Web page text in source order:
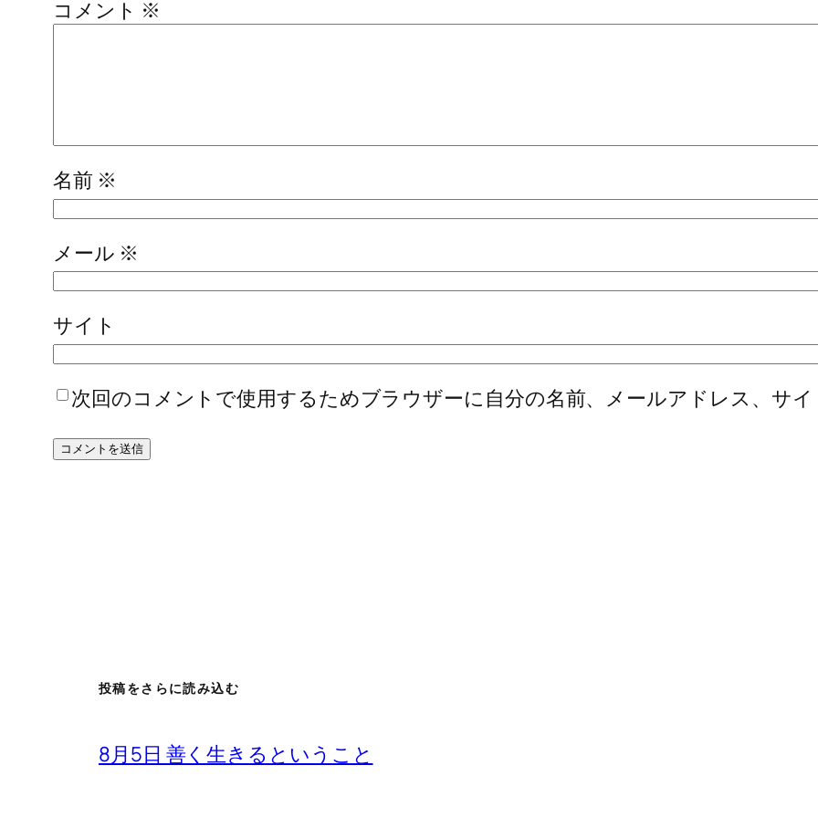
コメント ※
名前 ※
メール ※
サイト
次回のコメントで使用するためブラウザーに自分の名前、メールアドレス、サイ
投稿をさらに読み込む
8月5日 善く生きるということ